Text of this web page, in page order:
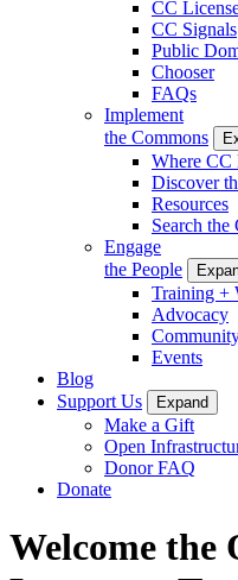
CC
CC Signals
Public
Chooser
FAQs
Implement
the Commons
Where CC
Discover
Resources
Search the
Engage
the People
Training +
Advocacy
Events
Blog
Support Us
Expand
Make a Gift
Open
Donor FAQ
Donate
Welcome the